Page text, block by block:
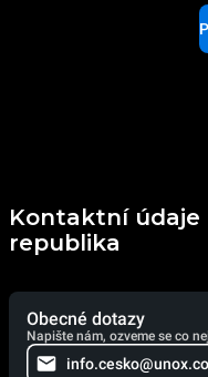
Kontaktní údaje
republika
Obecné dotazy
Napište nám, ozveme se co